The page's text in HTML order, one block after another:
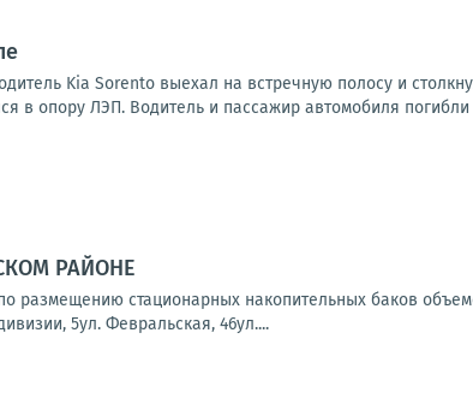
Kia Sorento выехал на встречную полосу и
в опору ЛЭП. Водитель и пассажир автомобиля погибли
РАЙОНЕ
размещению стационарных накопительных баков
5ул. Февральская, 46ул....